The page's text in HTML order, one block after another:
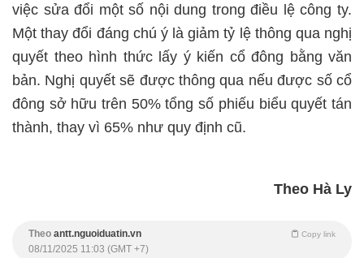
việc sửa đổi một số nội dung trong điều lệ công ty.
Một thay đổi đáng chú ý là giảm tỷ lệ thông qua nghị
quyết theo hình thức lấy ý kiến cổ đông bằng văn
bản. Nghị quyết sẽ được thông qua nếu được số cổ
đông sở hữu trên 50% tổng số phiếu biểu quyết tán
thành, thay vì 65% như quy định cũ.
Theo Hà Ly
Theo antt.nguoiduatin.vn Copy link
08/11/2025 11:03 (GMT +7)